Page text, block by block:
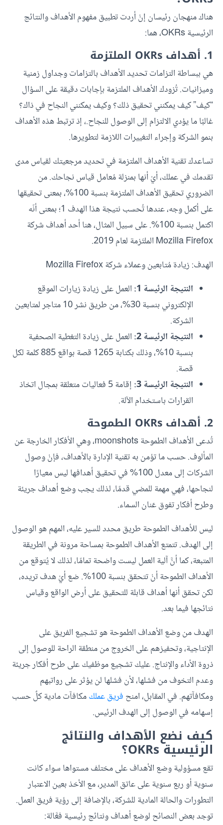
هناك منهجان رئيسان إنْ أردت تطبيق مفهوم الأهداف والنتائج
الرئيسية OKRs، هما:
1. أهداف OKRs الملتزمة
هي ببساطة التزامات تحديد الأهداف بالتزامات وجداول زمنية
وميزانيات. تُزودك الأهداف الملتزمة بإجابات دقيقة على السؤال
“كيف” كيف يمكنني تحقيق ذلك؟ وكيف يمكنني النجاح في ذاك؟
غالبًا ما يؤدي الالتزام إلى الوصول للنجاح.، إذ ترتبط هذه الأهداف
بنمو الشركة وإجراء التغييرات اللازمة لتطويرها.
تساعدك تقنية الأهداف الملتزمة في تحديد مرجعيتك لقياس مدى
تقدمك في عملك، أيْ أنها بمنزلة مُعامل قياس نجاحك. من
الضروري تحقيق الأهداف الملتزمة بنسبة 100%، بمعنى تحقيقها
على أكمل وجه، عندها تُحسب نتيجة هذا الهدف 1؛ بمعنى أنّه
اكتمل بنسبة 100%. على سبيل المثال، هنا أحد أهداف شركة
Mozilla Firefox الملتَزمة لعام 2019.
الهدف: زيادة مُتابعين وعملاء شركة Mozilla Firefox
النتيجة الرئيسة 1:
العمل على زيادة زيارات الموقع
الإلكتروني بنسبة 30%، من طريق نشر 10 متاجر لمتابعين
الشركة.
النتيجة الرئيسة 2:
العمل على زيادة التغطية الصحفية
بنسبة 10%، وذلك بكتابة 1265 قصة بواقع 885 كلمة لكل
قصة.
النتيجة الرئيسة 3:
إقامة 5 فعاليات متعلقة بمجال اتخاذ
القرارات باستخدام الآلة.
2. أهداف OKRs الطموحة
تُدعى الأهداف الطموحة moonshots، وهي الأفكار الخارجة عن
المألوف. حسب ما تؤمن به تقنية الإدارة بالأهداف، فإنْ وصول
الشركات إلى معدل 100% في تحقيق أهدافها ليس معيارًا
لنجاحها، فهي مهمة للمضي قدمًا، لذلك يجب وضع أهداف جريئة
وطرح أفكار تفوق عَنان السماء.
ليس للأهداف الطموحة طريق محدد للسير عليه، المهم هو الوصول
إلى الهدف. تتمتع الأهداف الطموحة بمساحة مرونة في الطريقة
المتبعة، كما أنَّ آلية العمل ليست واضحة تمامًا، لذلك لا يُتوقع من
الأهداف الطموحة أنْ تتحقق بنسبة 100%. ضع أيْ هدف تريده،
لكن تحقق أنها أهداف قابلة للتحقيق على أرض الواقع وقياس
نتائجها فيما بعد.
الهدف من وضع الأهداف الطموحة هو تشجيع الفريق على
الإنتاجية، وتحفيزهم على الخروج من منطقة الراحة للوصول إلى
ذروة الأداء والإنتاج. عليك تشجيع موظفيك على طرح أفكار جريئة
وعدم التخوف من فشلها، لأن فشلها لن يؤثر على رواتبهم
ومكافآتهم. في المقابل، امنح فريق عملكمكافآت مادية كلٌ حسب
إسهامه في الوصول إلى الهدف الرئيس.
كيف نضع الأهداف والنتائج
الرئيسية OKRs؟
تقع مسؤولية وضع الأهداف على مختلف مستواها سواء كانت
سنوية أو ربع سنوية على عاتق المدير، مع الأخذ بعين الاعتبار
التطورات والحالة المادية للشركة، بالإضافة إلى رؤية فريق العمل.
توجد بعض النصائح لوضع أهداف ونتائج رئيسية فعَّالة: